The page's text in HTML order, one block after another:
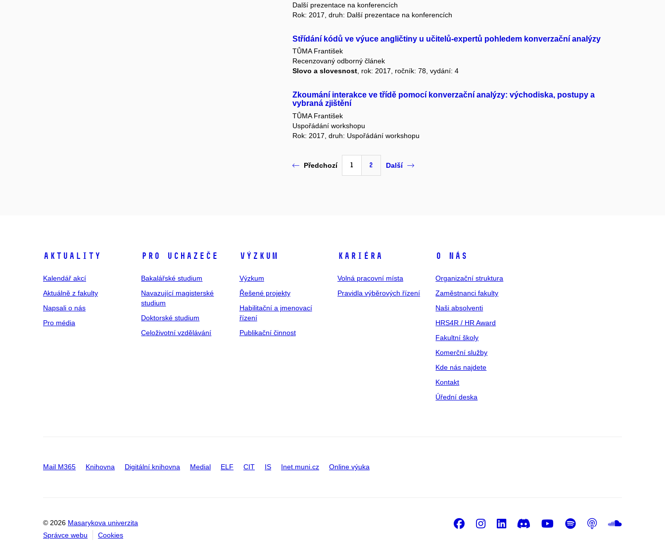
Další prezentace na konferencích
Rok: 2017, druh: Další prezentace na konferencích
Střídání kódů ve výuce angličtiny u učitelů-expertů pohledem konverzační analýzy
TŮMA František
Recenzovaný odborný článek
Slovo a slovesnost, rok: 2017, ročník: 78, vydání: 4
Zkoumání interakce ve třídě pomocí konverzační analýzy: východiska, postupy a
vybraná zjištění
TŮMA František
Uspořádání workshopu
Rok: 2017, druh: Uspořádání workshopu
Předchozí 1 2 Další
Aktuality
Kalendář akcí
Aktuálně z fakulty
Napsali o nás
Pro média
Pro uchazeče
Bakalářské studium
Navazující magisterské
studium
Doktorské studium
Celoživotní vzdělávání
Výzkum
Výzkum
Řešené projekty
Habilitační a jmenovací
řízení
Publikační činnost
Kariéra
Volná pracovní místa
Pravidla výběrových řízení
O nás
Organizační struktura
Zaměstnanci fakulty
Naši absolventi
HRS4R / HR Award
Fakultní školy
Komerční služby
Kde nás najdete
Kontakt
Úřední deska
Mail M365 Knihovna Digitální knihovna Medial ELF CIT IS Inet.muni.cz Online výuka
© 2026 Masarykova univerzita
Správce webu
Cookies
Facebook
Instagram
LinkedIn
DiscordYoutube
Spotify
Podcast